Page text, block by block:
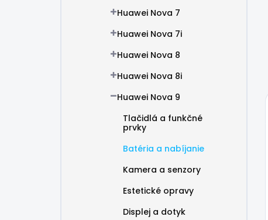
Huawei Nova 7
Huawei Nova 7i
Huawei Nova 8
Huawei Nova 8i
Huawei Nova 9
Tlačidlá a funkčné
prvky
Batéria a nabíjanie
Kamera a senzory
Estetické opravy
Displej a dotyk